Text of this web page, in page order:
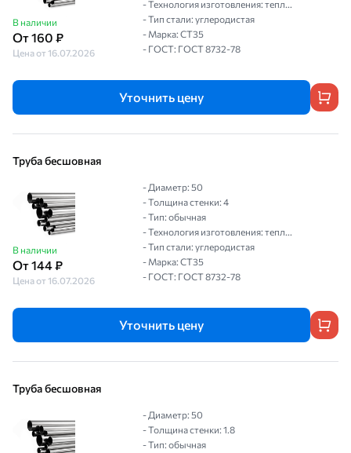
В наличии
От 160 ₽
Цена от 16.07.2026
- Технология изготовления: тепл...
- Тип стали: углеродистая
- Марка: СТ35
- ГОСТ: ГОСТ 8732-78
Уточнить цену
Труба бесшовная
В наличии
От 144 ₽
Цена от 16.07.2026
- Диаметр: 50
- Толщина стенки: 4
- Тип: обычная
- Технология изготовления: тепл...
- Тип стали: углеродистая
- Марка: СТ35
- ГОСТ: ГОСТ 8732-78
Уточнить цену
Труба бесшовная
- Диаметр: 50
- Толщина стенки: 1.8
- Тип: обычная